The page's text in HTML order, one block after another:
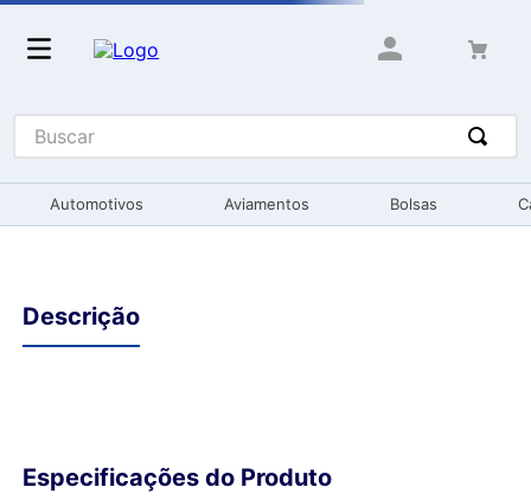
Buscar
Automotivos Aviamentos Bolsas
Descrição
Especificações do Produto